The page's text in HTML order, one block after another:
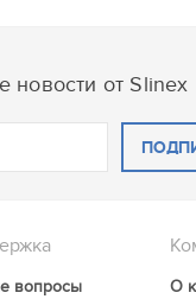
новости от Slinex
вопросы О